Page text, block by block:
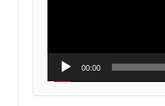
00:00